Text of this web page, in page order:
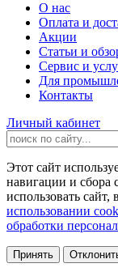
О нас
Оплата и
Акции
Статьи и
Сервис и
Для
Контакты
Личный кабинет
Этот сайт
навигации и сбора
использовать сайт,
использовании
обработки
Принять